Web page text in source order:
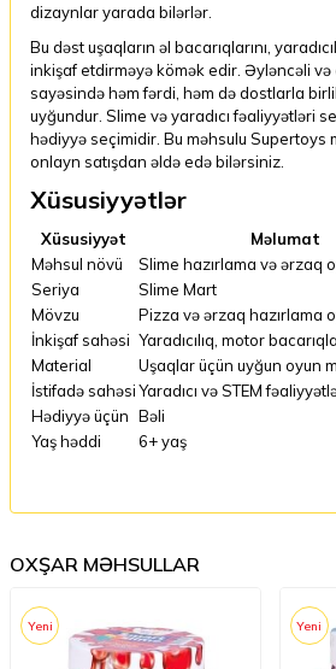
dizaynlar yarada bilərlər.
Bu dəst uşaqların əl bacarıqlarını,
inkişaf etdirməyə kömək edir. Əyləncəli
sayəsində həm fərdi, həm də dostlarla
uyğundur. Slime və yaradıcı fəaliyyətləri
hədiyyə seçimidir. Bu məhsulu Supertoys
onlayn satışdan əldə edə bilərsiniz.
Xüsusiyyətlər
Xüsusiyyət
Məlumat
Məhsul növü
Slime hazırlama və ərzaq
Seriya
Slime Mart
Mövzu
Pizza və ərzaq hazırlama
İnkişaf sahəsi Yaradıcılıq, motor
Material
Uşaqlar üçün uyğun oyun
İstifadə sahəsiYaradıcı və STEM
Hədiyyə üçün Bəli
Yaş həddi
6+ yaş
OXŞAR MƏHSULLAR
Yeni Yeni